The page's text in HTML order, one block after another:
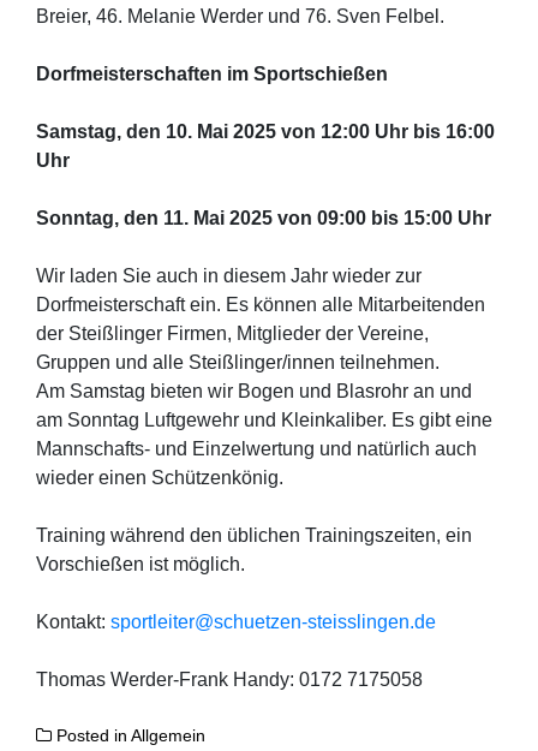
Breier, 46. Melanie Werder und 76. Sven Felbel.
Dorfmeisterschaften im Sportschießen
Samstag, den 10. Mai 2025 von 12:00 Uhr bis 16:00
Uhr
Sonntag, den 11. Mai 2025 von 09:00 bis 15:00 Uhr
Wir laden Sie auch in diesem Jahr wieder zur
Dorfmeisterschaft ein. Es können alle Mitarbeitenden
der Steißlinger Firmen, Mitglieder der Vereine,
Gruppen und alle Steißlinger/innen teilnehmen.
Am Samstag bieten wir Bogen und Blasrohr an und
am Sonntag Luftgewehr und Kleinkaliber. Es gibt eine
Mannschafts- und Einzelwertung und natürlich auch
wieder einen Schützenkönig.
Training während den üblichen Trainingszeiten, ein
Vorschießen ist möglich.
Kontakt: sportleiter@schuetzen-steisslingen.de
Thomas Werder-Frank Handy: 0172 7175058
Posted in Allgemein